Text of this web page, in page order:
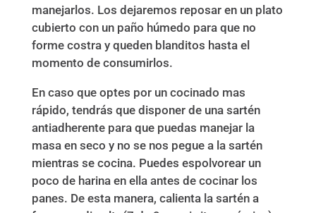
manejarlos. Los dejaremos reposar en un plato
cubierto con un paño húmedo para que no
forme costra y queden blanditos hasta el
momento de consumirlos.
En caso que optes por un cocinado mas
rápido, tendrás que disponer de una sartén
antiadherente para que puedas manejar la
masa en seco y no se nos pegue a la sartén
mientras se cocina. Puedes espolvorear un
poco de harina en ella antes de cocinar los
panes. De esta manera, calienta la sartén a